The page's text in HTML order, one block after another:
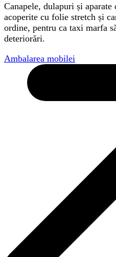
Canapele, dulapuri și aparate
acoperite cu folie stretch și
ordine, pentru ca taxi marfa
deteriorări.
Ambalarea mobilei